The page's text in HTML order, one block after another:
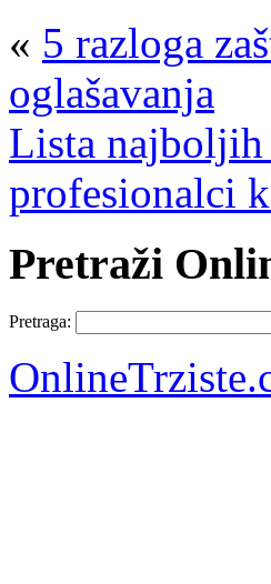
« 5 razloga
oglašavanja
Lista najboljih
profesionalci
Pretraži
Pretraga: